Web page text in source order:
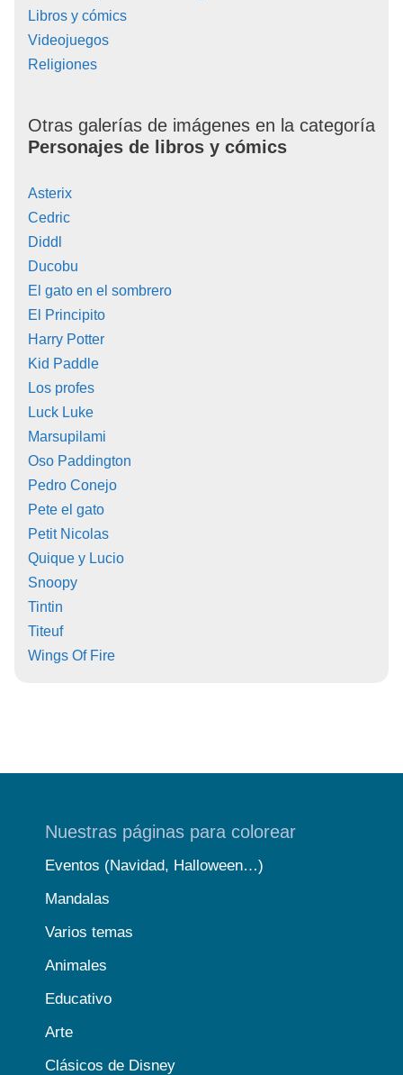
Libros y cómics
Videojuegos
Religiones
Otras galerías de imágenes en la categoría
Personajes de libros y cómics
Asterix
Cedric
Diddl
Ducobu
El gato en el sombrero
El Principito
Harry Potter
Kid Paddle
Los profes
Luck Luke
Marsupilami
Oso Paddington
Pedro Conejo
Pete el gato
Petit Nicolas
Quique y Lucio
Snoopy
Tintin
Titeuf
Wings Of Fire
Nuestras páginas para colorear
Eventos (Navidad, Halloween…)
Mandalas
Varios temas
Animales
Educativo
Arte
Clásicos de Disney